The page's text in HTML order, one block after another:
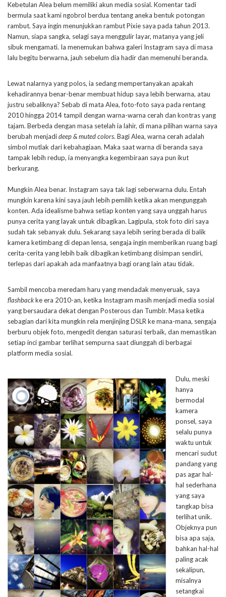
Kebetulan Alea belum memiliki akun media sosial. Komentar tadi
bermula saat kami ngobrol berdua tentang aneka bentuk potongan
rambut. Saya ingin menunjukkan rambut Pixie saya pada tahun 2013.
Namun, siapa sangka, selagi saya menggulir layar, matanya yang jeli
sibuk mengamati. Ia menemukan bahwa galeri Instagram saya di masa
lalu begitu berwarna, jauh sebelum dia hadir dan memenuhi beranda.
Lewat nalarnya yang polos, ia sedang mempertanyakan apakah
kehadirannya benar-benar membuat hidup saya lebih berwarna, atau
justru sebaliknya? Sebab di mata Alea, foto-foto saya pada rentang
2010 hingga 2014 tampil dengan warna-warna cerah dan kontras yang
tajam. Berbeda dengan masa setelah ia lahir, di mana pilihan warna saya
berubah menjadideep & muted colors. Bagi Alea, warna cerah adalah
simbol mutlak dari kebahagiaan. Maka saat warna di beranda saya
tampak lebih redup, ia menyangka kegembiraan saya pun ikut
berkurang.
Mungkin Alea benar. Instagram saya tak lagi seberwarna dulu. Entah
mungkin karena kini saya jauh lebih pemilih ketika akan mengunggah
konten. Ada idealisme bahwa setiap konten yang saya unggah harus
punya cerita yang layak untuk dibagikan. Lagipula, stok foto diri saya
sudah tak sebanyak dulu. Sekarang saya lebih sering berada di balik
kamera ketimbang di depan lensa, sengaja ingin memberikan ruang bagi
cerita-cerita yang lebih baik dibagikan ketimbang disimpan sendiri,
terlepas dari apakah ada manfaatnya bagi orang lain atau tidak.
Sambil mencoba meredam haru yang mendadak menyeruak, saya
flashbackke era 2010-an, ketika Instagram masih menjadi media sosial
yang bersaudara dekat dengan Posterous dan Tumblr. Masa ketika
sebagian dari kita mungkin rela menjinjing DSLR ke mana-mana, sengaja
berburu objek foto, mengedit dengan saturasi terbaik, dan memastikan
setiap inci gambar terlihat sempurna saat diunggah di berbagai
platform media sosial.
Dulu, meski
hanya
bermodal
kamera
ponsel, saya
selalu punya
waktu untuk
mencari sudut
pandang yang
pas agar hal-
hal sederhana
yang saya
tangkap bisa
terlihat unik.
Objeknya pun
bisa apa saja,
bahkan hal-hal
paling acak
sekalipun,
misalnya
setangkai